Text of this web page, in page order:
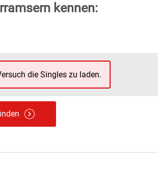
kennen:
die Singles zu laden.